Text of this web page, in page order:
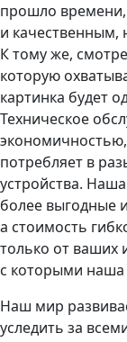
прошло времени,
и качественным,
К тому же,
которую
картинка будет
Техническое
экономичностью,
потребляет в
устройства.
более выгодные
а стоимость
только от ваших
с которыми наша
Наш мир
уследить за